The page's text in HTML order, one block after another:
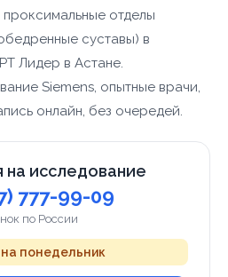
проксимальные отделы
суставы) в
Лидер в Астане.
Siemens, опытные врачи,
онлайн, без очередей.
на исследование
777-99-09
по России
понедельник